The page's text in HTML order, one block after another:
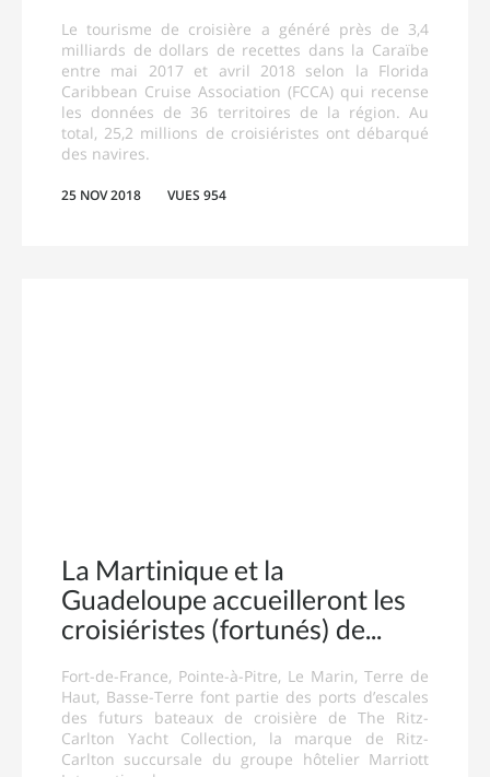
Le tourisme de croisière a généré près de 3,4
milliards de dollars de recettes dans la Caraïbe
entre mai 2017 et avril 2018 selon la Florida
Caribbean Cruise Association (FCCA) qui recense
les données de 36 territoires de la région. Au
total, 25,2 millions de croisiéristes ont débarqué
des navires.
25 NOV 2018 VUES 954
La Martinique et la
Guadeloupe accueilleront les
croisiéristes (fortunés) de
Fort-de-France, Pointe-à-Pitre, Le Marin, Terre de
Haut, Basse-Terre font partie des ports d’escales
des futurs bateaux de croisière de The Ritz-
Carlton Yacht Collection, la marque de Ritz-
Carlton succursale du groupe hôtelier Marriott